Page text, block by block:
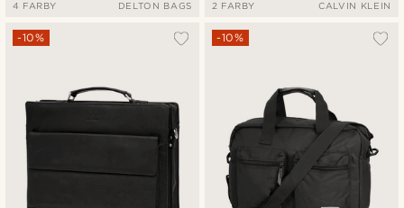
4 FARBY DELTON BAGS 2 FARBY CALVIN KLEIN
-10% -10%